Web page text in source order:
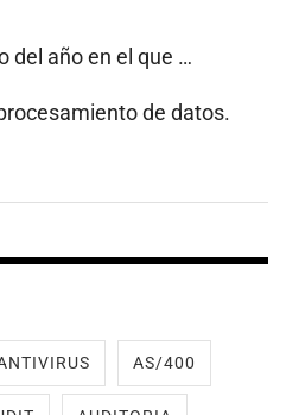
del año en el que …
de datos.
AS/400